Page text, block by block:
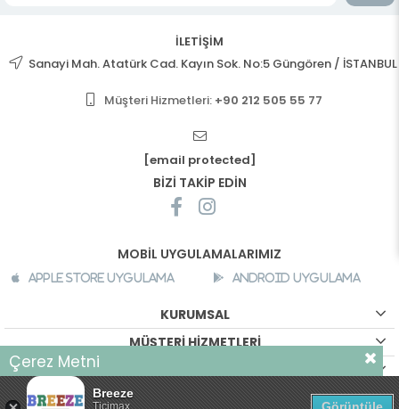
İLETİŞİM
Sanayi Mah. Atatürk Cad. Kayın Sok. No:5 Güngören / İSTANBUL
Müşteri Hizmetleri: +90 212 505 55 77
[email protected]
BİZİ TAKİP EDİN
MOBİL UYGULAMALARIMIZ
Apple Store Uygulama Android Uygulama
KURUMSAL
MÜŞTERİ HİZMETLERİ
©breeze.com.tr - Tüm hakları saklıdır.
Çerez Metni
Sizlere daha iyi bir alışveriş deneyimi sunabilmek için sitemizde
çerezler kullanılmaktadır. Detaylı bilgi içintıklayın
Breeze
Ticimax